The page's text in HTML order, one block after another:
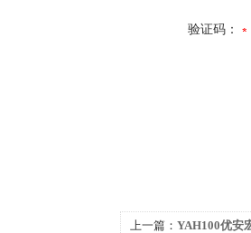
验证码：
上一篇： YAH100优安